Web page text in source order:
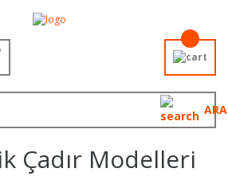
ARA
Çadır Modelleri